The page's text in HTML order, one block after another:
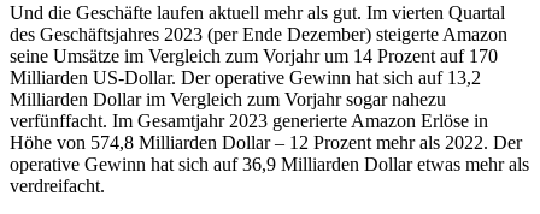
Und die Geschäfte laufen aktuell mehr als gut. Im vierten Quartal
des Geschäftsjahres 2023 (per Ende Dezember) steigerte Amazon
seine Umsätze im Vergleich zum Vorjahr um 14 Prozent auf 170
Milliarden US-Dollar. Der operative Gewinn hat sich auf 13,2
Milliarden Dollar im Vergleich zum Vorjahr sogar nahezu
verfünffacht. Im Gesamtjahr 2023 generierte Amazon Erlöse in
Höhe von 574,8 Milliarden Dollar – 12 Prozent mehr als 2022. Der
operative Gewinn hat sich auf 36,9 Milliarden Dollar etwas mehr als
verdreifacht.